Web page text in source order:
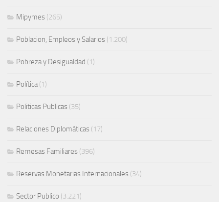
Mipymes (265)
Poblacion, Empleos y Salarios (1.200)
Pobreza y Desigualdad (1)
Política(1)
Politicas Publicas (35)
Relaciones Diplomáticas (17)
Remesas Familiares (396)
Reservas Monetarias Internacionales (34)
Sector Publico (3.221)